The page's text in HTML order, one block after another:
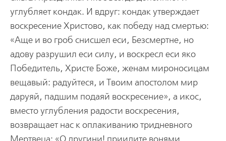
углубляет кондак. И вдруг: кондак утверждает
воскресение Христово, как победу над смертью:
«Аще и во гроб снисшел еси, Безсмертне, но
адову разрушил еси силу, и воскресл еси яко
Победитель, Христе Боже, женам мироносицам
вещавый: радуйтеся, и Твоим апостолом мир
даруяй, падшим подаяй воскресение», а икос,
вместо углубления радости воскресения,
возвращает нас к оплакиванию тридневного